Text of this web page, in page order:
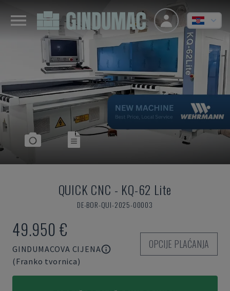
QUICK CNC - KQ-62 Lite
DE-BOR-QUI-2025-00003
49.950 €
GINDUMACOVA CIJENA
(Franko tvornica)
OPCIJE PLAĆANJA